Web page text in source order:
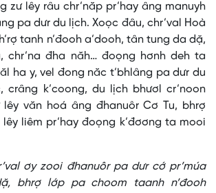
zư lêy râu chr’năp pr’hay âng manuyh
pa dưr du lịch. Xoọc đâu, chr’val Hoà
tanh n’đooh a’dooh, tân tung da dặ,
chr’na đha năh… đoọng hơnh deh ta
ha y, vel đong năc t’bhlâng pa dưr du
crâng k’coong, du lịch bhươl cr’noon
lêy văn hoá âng đhanuôr Cơ Tu, bhrợ
liêm pr’hay đoọng k’đơơng ta mooi
ơy zooi đhanuôr pa dưr cớ pr’múa
bhrợ lớp pa choom taanh n’đooh